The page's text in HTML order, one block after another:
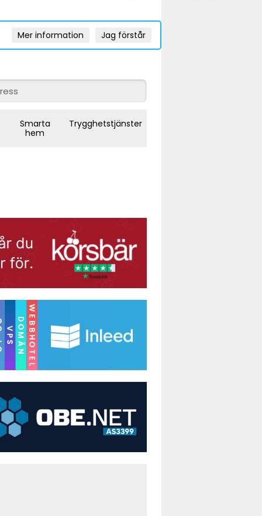
Jag förstår
Mer information
Smarta
hem
Trygghetstjänster